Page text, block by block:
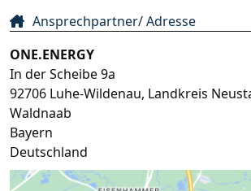
Ansprechpartner/ Adresse
ONE.ENERGY
In der Scheibe 9a
92706 Luhe-Wildenau, Landkreis
Waldnaab
Bayern
Deutschland